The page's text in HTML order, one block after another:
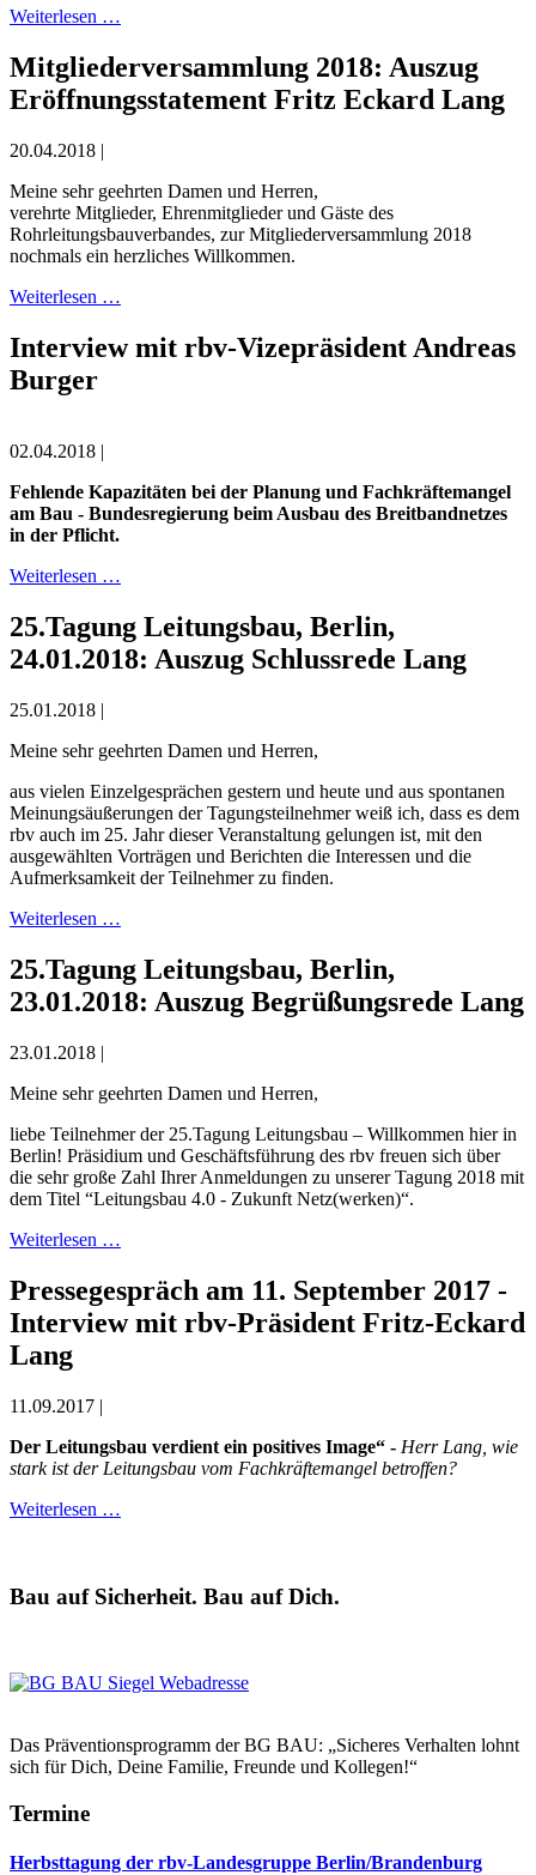
Weiterlesen …
Mitgliederversammlung 2018: Auszug
Eröffnungsstatement Fritz Eckard Lang
20.04.2018 |
Meine sehr geehrten Damen und Herren,
verehrte Mitglieder, Ehrenmitglieder und Gäste des
Rohrleitungsbauverbandes, zur Mitgliederversammlung 2018
nochmals ein herzliches Willkommen.
Weiterlesen …
Interview mit rbv-Vizepräsident Andreas
Burger
02.04.2018 |
Fehlende Kapazitäten bei der Planung und Fach­kräftemangel
am Bau - Bundesregierung beim Ausbau des Breitbandnetzes
in der Pflicht.
Weiterlesen …
25.Tagung Leitungsbau, Berlin,
24.01.2018: Auszug Schlussrede Lang
25.01.2018 |
Meine sehr geehrten Damen und Herren,
aus vielen Einzelgesprächen gestern und heute und aus spontanen
Meinungsäußerungen der Tagungsteilnehmer weiß ich, dass es dem
rbv auch im 25. Jahr dieser Veranstaltung gelungen ist, mit den
ausgewählten Vorträgen und Berichten die Interessen und die
Aufmerksamkeit der Teilnehmer zu finden.
Weiterlesen …
25.Tagung Leitungsbau, Berlin,
23.01.2018: Auszug Begrüßungsrede Lang
23.01.2018 |
Meine sehr geehrten Damen und Herren,
liebe Teilnehmer der 25.Tagung Leitungsbau – Willkommen hier in
Berlin! Präsidium und Geschäftsführung des rbv freuen sich über
die sehr große Zahl Ihrer Anmeldungen zu unserer Tagung 2018 mit
dem Titel “Leitungsbau 4.0 - Zukunft Netz(werken)“.
Weiterlesen …
Pressegespräch am 11. September 2017 -
Interview mit rbv-Präsident Fritz-Eckard
Lang
11.09.2017 |
Der Leitungsbau verdient ein positives Image“ - Herr Lang, wie
stark ist der Leitungsbau vom Fachkräftemangel betroffen?
Weiterlesen …
Bau auf Sicherheit. Bau auf Dich.
Das Präventionsprogramm der BG BAU: „Sicheres Verhalten lohnt
sich für Dich, Deine Familie, Freunde und Kollegen!“
Termine
Herbsttagung der rbv-Landesgruppe Berlin/Brandenburg